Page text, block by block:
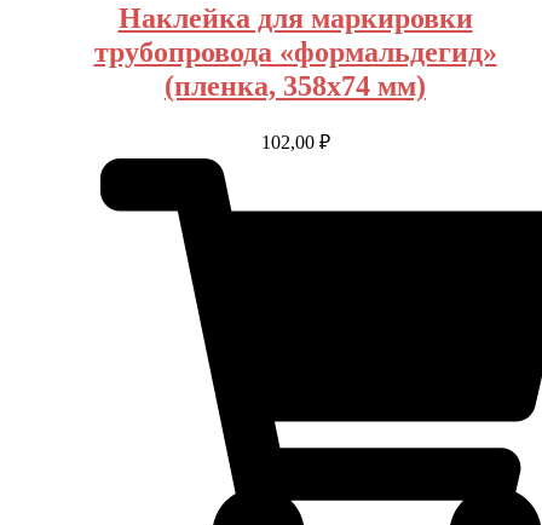
Наклейка для маркировки
трубопровода «формальдегид»
(пленка, 358х74 мм)
102,00 ₽